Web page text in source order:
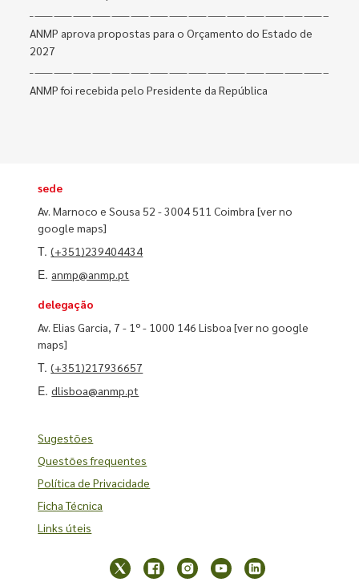
ANMP aprova propostas para o Orçamento do Estado de
2027
ANMP foi recebida pelo Presidente da República
sede
Av. Marnoco e Sousa 52 - 3004 511 Coimbra[ver no
google maps]
T.(+351)239404434
E. anmp@anmp.pt
delegação
Av. Elias Garcia, 7 - 1º - 1000 146 Lisboa[ver no google
maps]
T.(+351)217936657
E.dlisboa@anmp.pt
Sugestões
Questões frequentes
Política de Privacidade
Ficha Técnica
Links úteis